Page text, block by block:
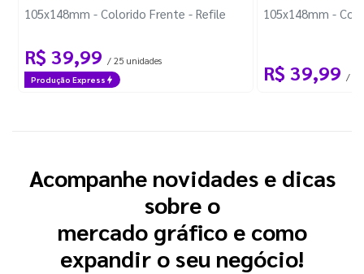
105x148mm - Colorido Frente - Refile
R$ 39,99 / 25 unidades
Produção Express
105x148mm -
R$ 39,99 / 25
Acompanhe novidades e dicas
sobre o
mercado gráfico e como
expandir o seu negócio!